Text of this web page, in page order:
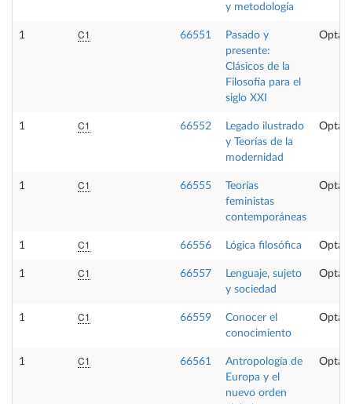
y metodología
1 C1 66551
Pasado y
presente:
Clásicos de la
Filosofía para el
siglo XXI
1 C1 66552
Legado ilustrado
y Teorías de la
modernidad
1 C1 66555
Teorías
feministas
contemporáneas
1 C1 66556 Lógica filosófica
1 C1 66557
Lenguaje, sujeto
y sociedad
1 C1 66559
Conocer el
conocimiento
1 C1 66561
Antropología de
Europa y el
nuevo orden